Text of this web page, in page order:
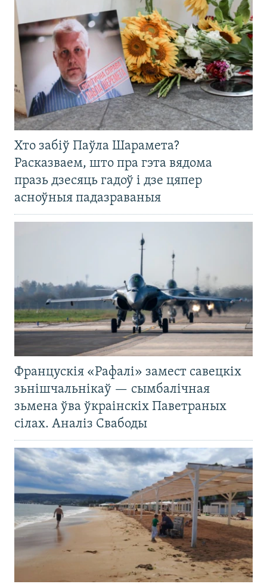
Хто забіў Паўла Шарамета?
Расказваем, што пра гэта вядома
празь дзесяць гадоў і дзе цяпер
асноўныя падазраваныя
Францускія «Рафалі» замест савецкіх
зьнішчальнікаў — сымбалічная
зьмена ўва ўкраінскіх Паветраных
сілах. Аналіз Свабоды